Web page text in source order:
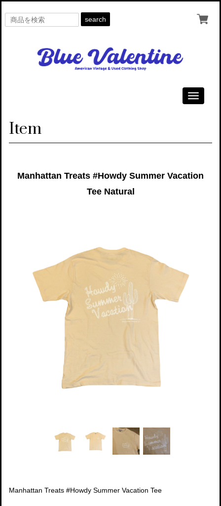
search
Toggle
Item
Manhattan Treats #Howdy Summer Vacation
Tee Natural
Manhattan Treats #Howdy Summer Vacation Tee